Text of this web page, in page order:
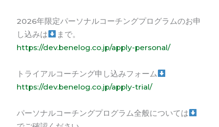
2026年限定パーソナルコーチングプログラムのお申
し込みは
まで。
https://dev.benelog.co.jp/apply-personal/
トライアルコーチング申し込みフォーム
https://dev.benelog.co.jp/apply-trial/
パーソナルコーチングプログラム全般については